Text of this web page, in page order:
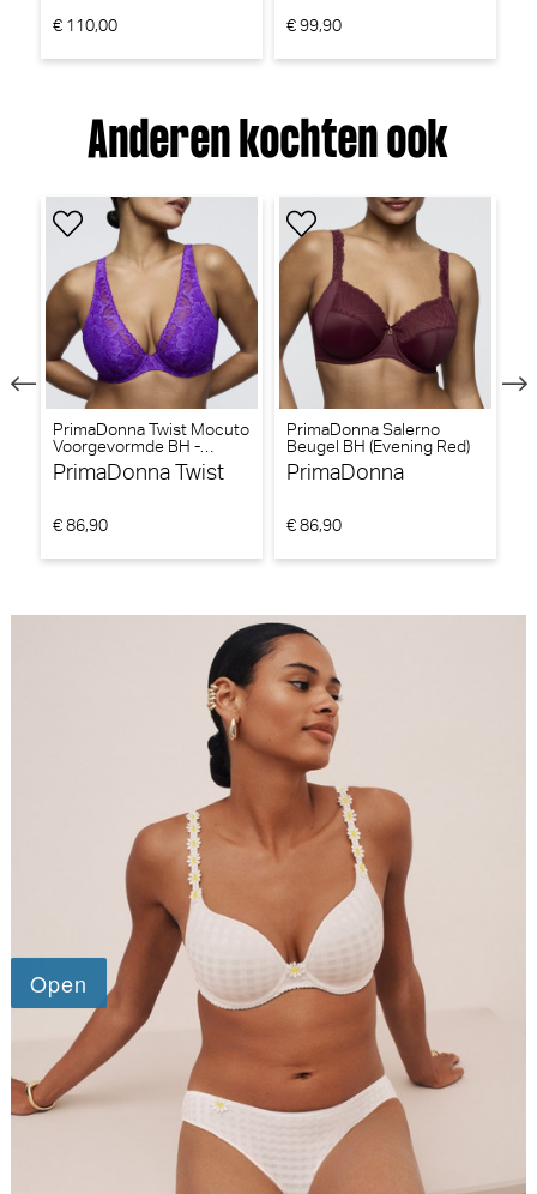
€ 110,00 € 99,90
Anderen kochten ook
PrimaDonna Twist Mocuto
Voorgevormde BH -
Triangel BH (Italian Acai)
PrimaDonna Twist
€ 86,90
PrimaDonna Salerno
Beugel BH (Evening Red)
PrimaDonna
€ 86,90